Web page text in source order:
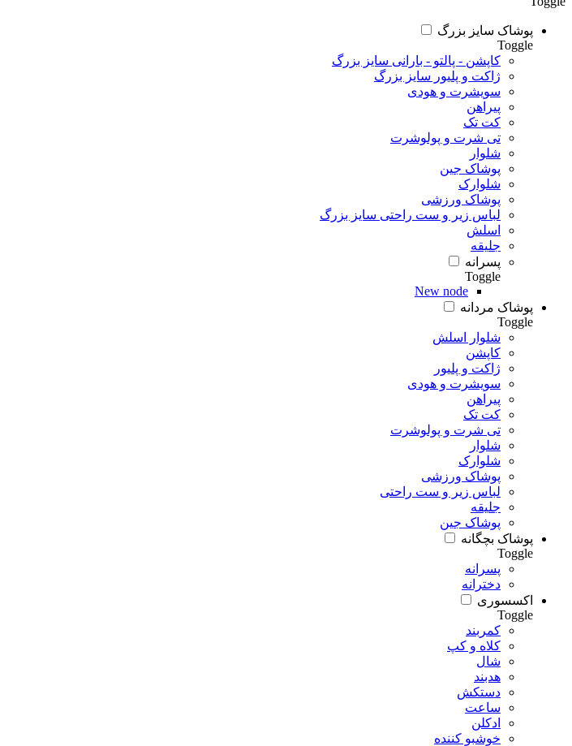
پوشاک سایز بزرگ
Toggle
کاپشن - پالتو - بارانی سایز بزرگ
ژاکت و پلیور سایز بزرگ
سویشرت و هودی
پیراهن
کت تک
تی شرت و پولوشرت
شلوار
پوشاک جین
شلوارک
پوشاک ورزشی
لباس زیر و ست راحتی سایز بزرگ
اسلش
جلیقه
پسرانه
Toggle
New node
پوشاک مردانه
Toggle
شلوار اسلش
کاپشن
ژاکت و پلیور
سویشرت و هودی
پیراهن
کت تک
تی شرت و پولوشرت
شلوار
شلوارک
پوشاک ورزشی
لباس زیر و ست راحتی
جلیقه
پوشاک جین
پوشاک بچگانه
Toggle
پسرانه
دخترانه
اکسسوری
Toggle
کمربند
کلاه و کپ
شال
هدبند
دستکش
ساعت
ادکلن
خوشبو کننده